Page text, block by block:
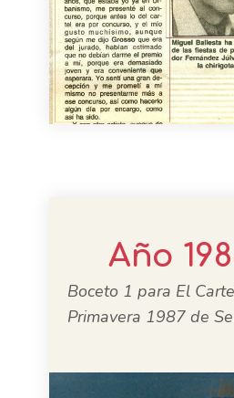
Año
Boceto 1 para El
Primavera 1987 de